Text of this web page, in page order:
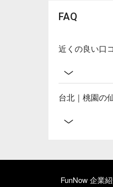
FAQ
近くの良い口
台北｜桃園の
FunNow 企業